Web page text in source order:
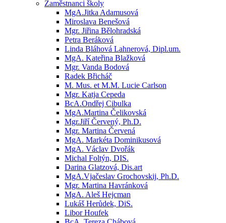
Zaměstnanci školy
MgA.Jitka Adamusová
Miroslava Benešová
Mgr. Jiřina Bělohradská
Petra Beráková
Linda Bláhová Lahnerová, Dipl.um.
MgA. Kateřina Blažková
Mgr. Vanda Bodová
Radek Břicháč
M. Mus. et M.M. Lucie Carlson
Mgr. Katja Cepeda
BcA.Ondřej Cibulka
MgA.Martina Čelikovská
Mgr.Jiří Červený, Ph.D.
Mgr. Martina Červená
MgA. Markéta Dominikusová
MgA. Václav Dvořák
Michal Foltýn, DIS.
Darina Glatzová, Dis.art
MgA.Vjačeslav Grochovskij, Ph.D.
Mgr. Martina Havránková
MgA. Aleš Hejcman
Lukáš Herůdek, DiS.
Libor Houfek